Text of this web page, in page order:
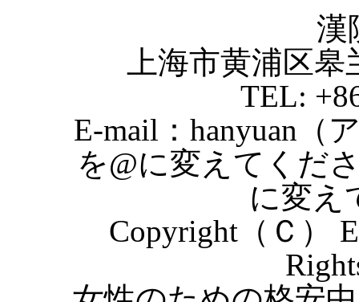
漢
上海市黄浦区
TEL:
E-mail：hanyuan（
を@に変えてく
に変え
Copyright（Ｃ）